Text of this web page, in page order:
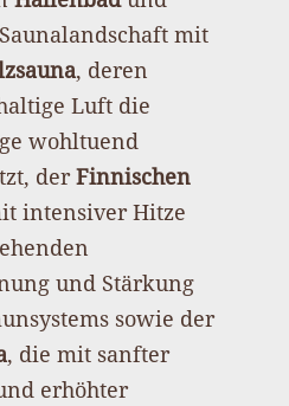
mit
, deren
Luft die
wohltuend
derFinnischen
intensiver Hitze
und Stärkung
sowie der
, die mit sanfter
erhöhter